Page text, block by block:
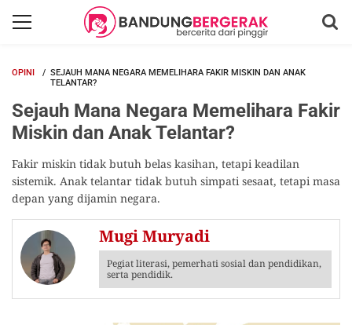
OPINI
SEJAUH MANA NEGARA MEMELIHARA FAKIR MISKIN DAN ANAK
TELANTAR?
Sejauh Mana Negara Memelihara Fakir
Miskin dan Anak Telantar?
Fakir miskin tidak butuh belas kasihan, tetapi keadilan
sistemik. Anak telantar tidak butuh simpati sesaat, tetapi masa
depan yang dijamin negara.
Mugi Muryadi
Pegiat literasi, pemerhati sosial dan pendidikan,
serta pendidik.